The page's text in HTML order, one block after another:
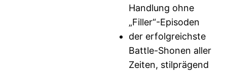
Handlung ohne
„Filler“-Episoden
der erfolgreichste
Battle-Shonen aller
Zeiten, stilprägend